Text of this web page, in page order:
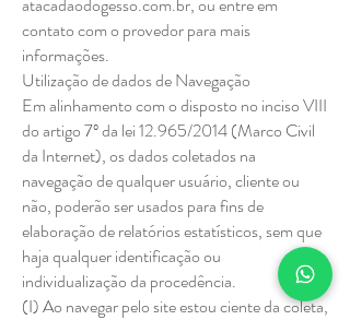
contato com o provedor para mais
informações.
Utilização de dados de Navegação
Em alinhamento com o disposto no inciso VIII
do artigo 7º da lei 12.965/2014 (Marco Civil
da Internet), os dados coletados na
navegação de qualquer usuário, cliente ou
não, poderão ser usados para fins de
elaboração de relatórios estatísticos, sem que
haja qualquer identificação ou
individualização da procedência.
(I) Ao navegar pelo site estou ciente da coleta,